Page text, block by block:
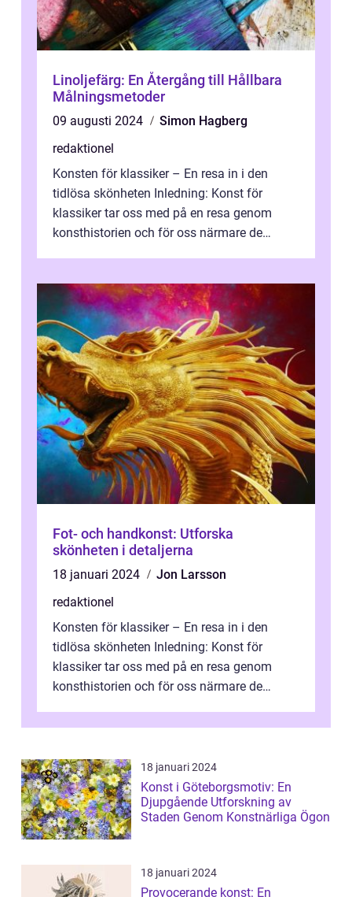
Linoljefärg: En Återgång till Hållbara
Målningsmetoder
09 augusti 2024
Simon Hagberg
redaktionel
Konsten för klassiker – En resa in i den
tidlösa skönheten Inledning: Konst för
klassiker tar oss med på en resa genom
konsthistorien och för oss närmare de
Fot- och handkonst: Utforska
skönheten i detaljerna
18 januari 2024
Jon Larsson
redaktionel
Konsten för klassiker – En resa in i den
tidlösa skönheten Inledning: Konst för
klassiker tar oss med på en resa genom
konsthistorien och för oss närmare de
18 januari 2024
Konst i Göteborgsmotiv: En
Djupgående Utforskning av
Staden Genom Konstnärliga Ögon
18 januari 2024
Provocerande konst: En